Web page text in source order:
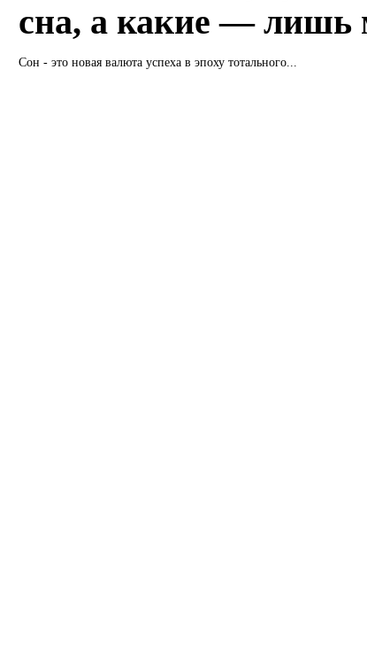
сна, а какие — лишь
Сон - это новая валюта успеха в эпоху тотального...